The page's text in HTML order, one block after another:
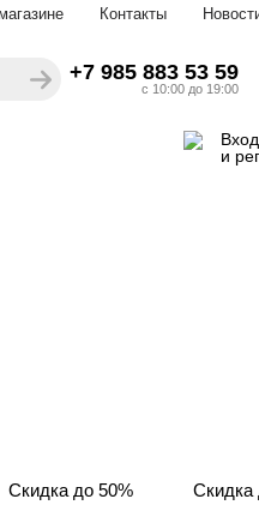
Контакты
+7 985 883 53 59
с 10:00 до 19:00
Вход
и
Скидка до 50% Скидка